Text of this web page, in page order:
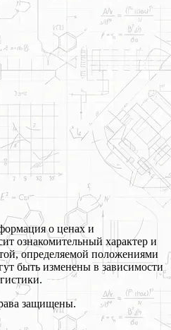
о ценах и
ознакомительный характер и
определяемой положениями
быть изменены в зависимости
защищены.